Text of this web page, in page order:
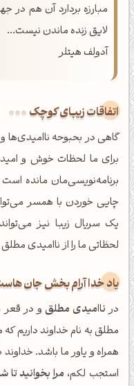
مبارزه بردارد آن هم در
لایق زنده ماندن نیست...
آدولف هیتلر
اتفاقات زیبای کوچک
گاهی در بحبوحه ناامیدی‌ها
برای ما لحظات خوش و
برنامه‌نویسی‌مان مانده
چایی خوردن با همسر
یک سریال زیبا نیز
لحظاتی ما را از ناامیدی
یاد خدا آرام بخش جان
درناامیدی مطلق و در قعر
مطلق به نام خداوند داریم
استجب لکم، مرا بخوانید